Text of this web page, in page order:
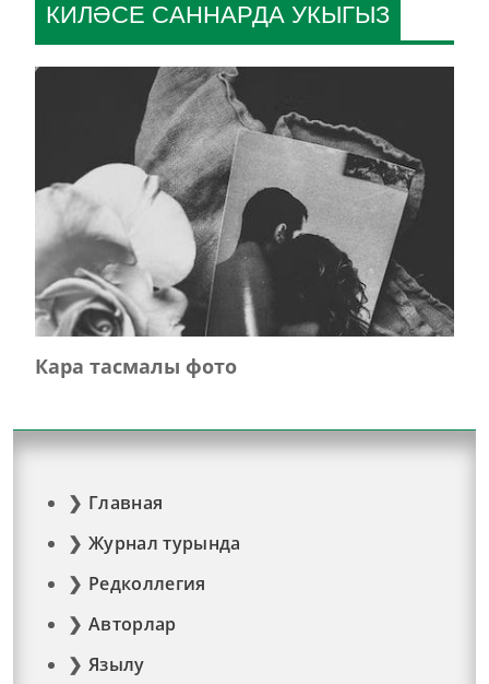
КИЛӘСЕ САННАРДА УКЫГЫЗ
Кара тасмалы фото
Главная
Журнал турында
Редколлегия
Авторлар
Язылу